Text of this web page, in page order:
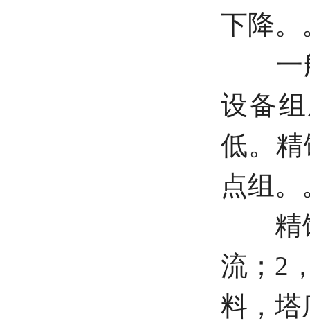
下降。
一般
设备
低。
点组。
精馏
流；2
料，塔